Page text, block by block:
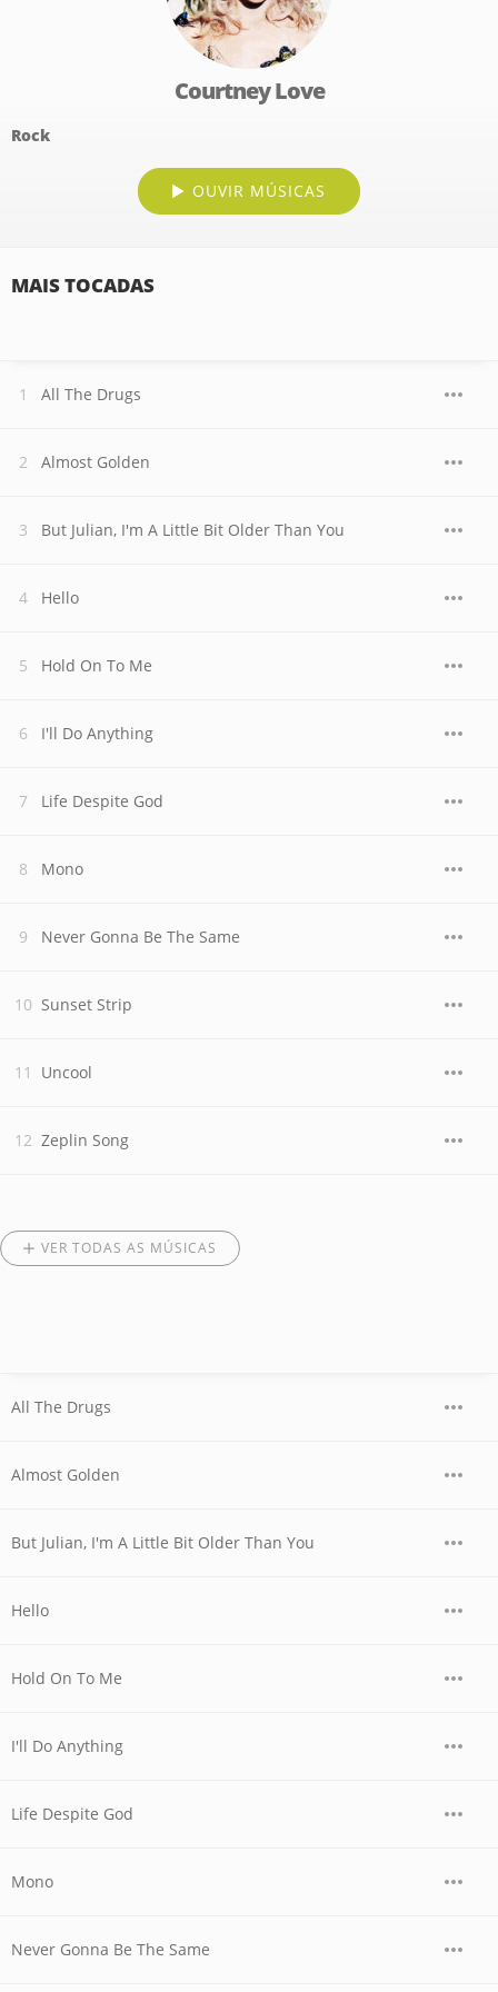
Courtney Love
Rock
OUVIR MÚSICAS
MAIS TOCADAS
All The Drugs
Almost Golden
But Julian, I'm A Little Bit Older Than You
Hello
Hold On To Me
I'll Do Anything
Life Despite God
Mono
Never Gonna Be The Same
Sunset Strip
Uncool
Zeplin Song
VER TODAS AS MÚSICAS
All The Drugs
Almost Golden
But Julian, I'm A Little Bit Older Than You
Hello
Hold On To Me
I'll Do Anything
Life Despite God
Mono
Never Gonna Be The Same